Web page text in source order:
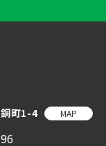
町1-4 MAP